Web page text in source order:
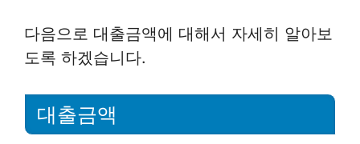
다음으로 대출금액에 대해서 자세히 알아보
도록 하겠습니다.
대출금액